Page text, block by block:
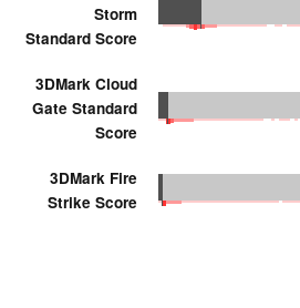
Storm
Standard Score
3DMark Cloud
Gate Standard
Score
3DMark Fire
Strike Score